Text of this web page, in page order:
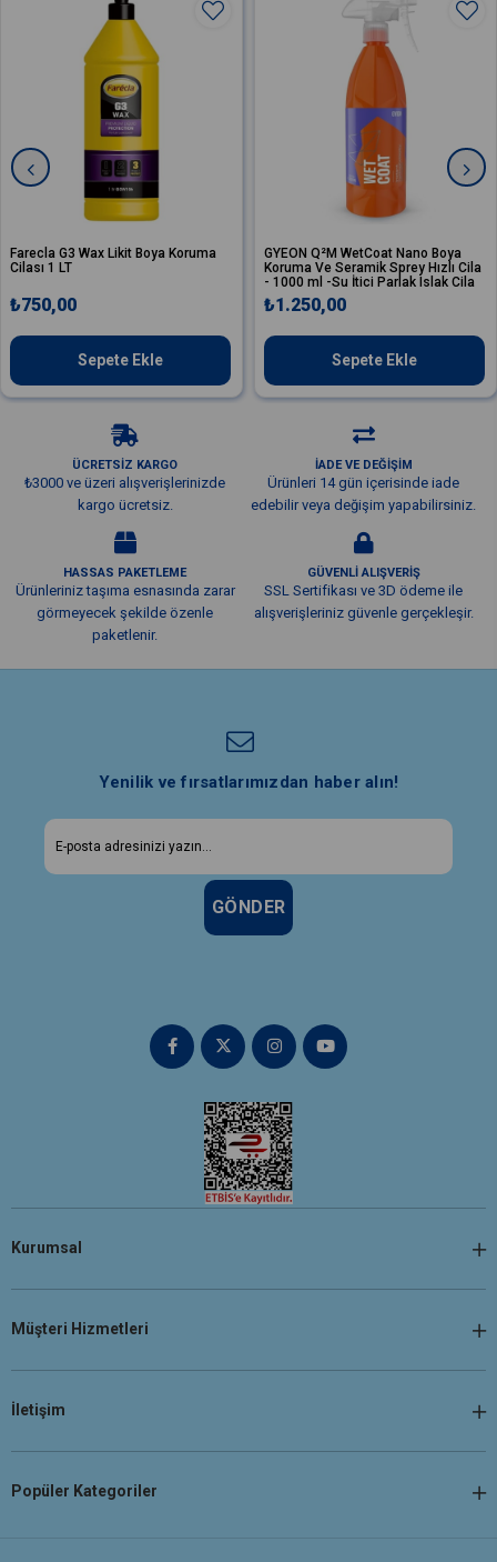
Wax Likit Boya Koruma
Sepete Ekle
GYEON Q²M WetCoat Nano Boya
Koruma Ve Seramik Sprey Hızlı Cila
- 1000 ml -Su İtici Parlak Islak Cila
₺1.250,00
Sepete Ekle
- 500
ÜCRETSİZ KARGO
₺3000 ve üzeri alışverişlerinizde
kargo ücretsiz.
İADE VE DEĞİŞİM
Ürünleri 14 gün içerisinde iade
edebilir veya değişim yapabilirsiniz.
HASSAS PAKETLEME
Ürünleriniz taşıma esnasında zarar
görmeyecek şekilde özenle
paketlenir.
GÜVENLİ ALIŞVERİŞ
SSL Sertifikası ve 3D ödeme ile
alışverişleriniz güvenle gerçekleşir.
Yenilik ve fırsatlarımızdan haber alın!
GÖNDER
Kurumsal
Müşteri Hizmetleri
İletişim
Popüler Kategoriler